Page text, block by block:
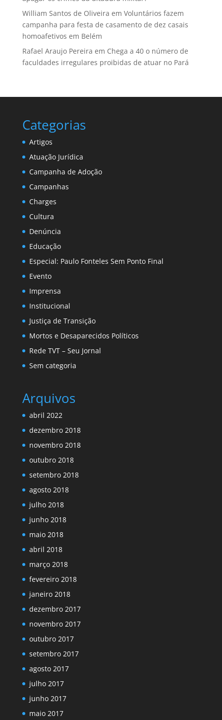
William Santos de Oliveira em Voluntários fazem
campanha para festa de casamento de dez casais
homoafetivos em Belém
Rafael Araujo Pereira em Chega a 40 o número de
faculdades irregulares proibidas de atuar no Pará
Categorias
Artigos
Atuação Jurídica
Campanha de Adoção
Campanhas
Charges
Cultura
Denúncia
Educação
Especial: Paulo Fonteles Sem Ponto Final
Evento
Imprensa
Institucional
Justiça de Transição
Mortos e Desaparecidos Políticos
Rede TVT – Seu Jornal
Sem categoria
Arquivos
abril 2022
dezembro 2018
novembro 2018
outubro 2018
setembro 2018
agosto 2018
julho 2018
junho 2018
maio 2018
abril 2018
março 2018
fevereiro 2018
janeiro 2018
dezembro 2017
novembro 2017
outubro 2017
setembro 2017
agosto 2017
julho 2017
junho 2017
maio 2017